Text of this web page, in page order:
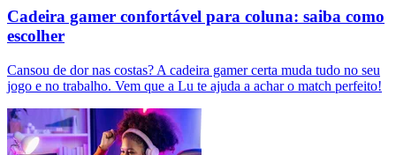
Cadeira gamer confortável para coluna: saiba como
escolher
Cansou de dor nas costas? A cadeira gamer certa muda tudo no seu
jogo e no trabalho. Vem que a Lu te ajuda a achar o match perfeito!